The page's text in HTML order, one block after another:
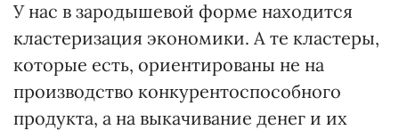
У нас в зародышевой форме находится
кластеризация экономики. А те кластеры,
которые есть, ориентированы не на
производство конкурентоспособного
продукта, а на выкачивание денег и их